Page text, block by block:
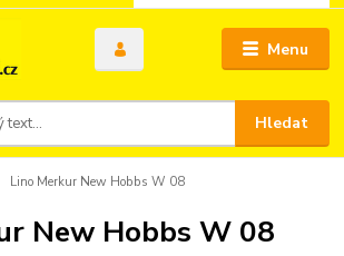
Menu
Hledat
Lino Merkur New Hobbs W 08
New Hobbs W 08